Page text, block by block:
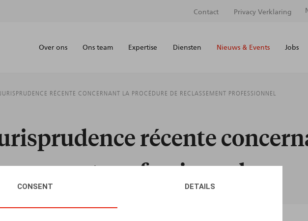
CONSENT DETAILS
Contact Privacy Verklaring
Over ons Ons team Expertise Diensten Nieuws & Events Jobs
RÉCENTE CONCERNANT LA PROCÉDURE DE RECLASSEMENT PROFESSIONNEL
récente
professionnel